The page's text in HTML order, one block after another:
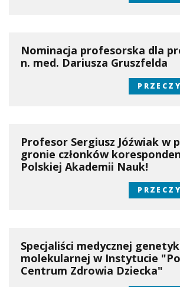
Nominacja profesorska dla
n. med. Dariusza Gruszfelda
Profesor Sergiusz Jóźwiak w
gronie członków
Polskiej Akademii Nauk!
Specjaliści medycznej
molekularnej w Instytucie
Centrum Zdrowia Dziecka"